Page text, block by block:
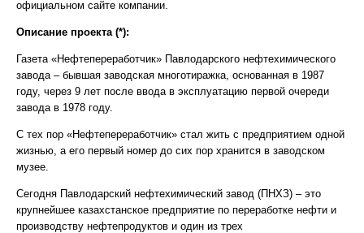
официальном сайте компании.
Описание проекта (*):
Газета «Нефтепереработчик» Павлодарского нефтехимического
завода – бывшая заводская многотиражка, основанная в 1987
году, через 9 лет после ввода в эксплуатацию первой очереди
завода в 1978 году.
С тех пор «Нефтепереработчик» стал жить с предприятием одной
жизнью, а его первый номер до сих пор хранится в заводском
музее.
Сегодня Павлодарский нефтехимический завод (ПНХЗ) – это
крупнейшее казахстанское предприятие по переработке нефти и
производству нефтепродуктов и один из трех